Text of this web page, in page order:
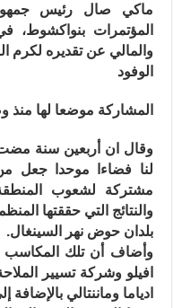
لرؤساء
دول
وحكومات
البلدان
الأعضاء
النهر
مغلقة
ماكي صال رئيس
المؤتمرات بنواكشوط،
والمالي عن تقديره لكرم
الوفود
المشاركة موضعا لها منذ
وقال ان أربعين سنة
لنا فضاءا موحدا جعل
مشتركة لشعوب
والنتائج التي حققتها
بلدان حوض نهر السينغال.
وأضاف أن تلك المكاسب
افيلو وشركة تسيير
ادياما وماننتالي